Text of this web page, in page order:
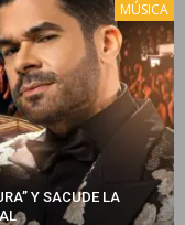
MÚSICA
Y SACUDE LA